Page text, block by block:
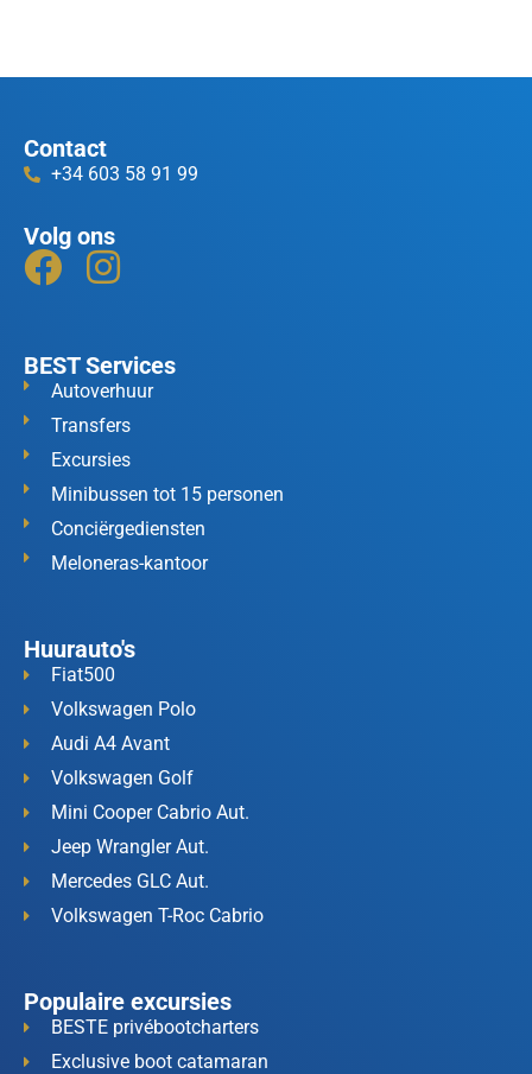
Contact
+34 603 58 91 99
Volg ons
BEST Services
Autoverhuur
Transfers
Excursies
Minibussen tot 15 personen
Conciërgediensten
Meloneras-kantoor
Huurauto's
Fiat500
Volkswagen Polo
Audi A4 Avant
Volkswagen Golf
Mini Cooper Cabrio Aut.
Jeep Wrangler Aut.
Mercedes GLC Aut.
Volkswagen T-Roc Cabrio
Populaire excursies
BESTE privébootcharters
Exclusive boot catamaran